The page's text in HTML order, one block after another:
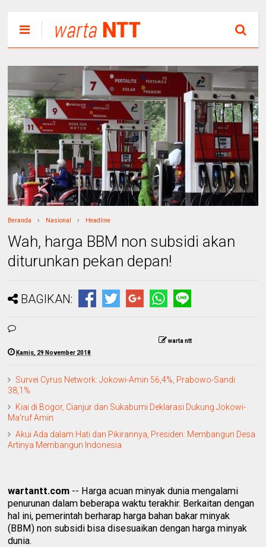
Beranda Nasional Headline
Wah, harga BBM non subsidi akan
diturunkan pekan depan!
BAGIKAN:
warta ntt
Kamis, 29 November 2018
Survei Cyrus Network: Jokowi-Amin 56,4%, Prabowo-Sandi
38,1%
Kiai di Bogor, Cianjur dan Sukabumi Deklarasi Dukung Jokowi-
Ma'ruf Amin
Akui Ada dalam Hati dan Pikirannya, Presiden: Membangun Desa
Artinya Membangun Indonesia
wartantt.com -- Harga acuan minyak dunia mengalami
penurunan dalam beberapa waktu terakhir. Berkaitan dengan
hal ini, pemerintah berharap harga bahan bakar minyak
(BBM) non subsidi bisa disesuaikan dengan harga minyak
dunia.